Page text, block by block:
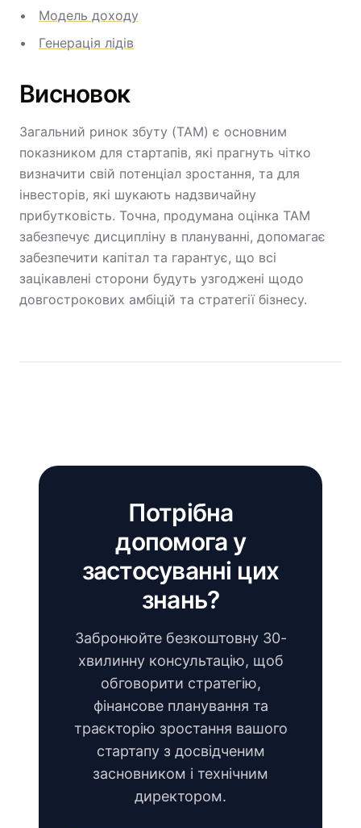
Модель доходу
Генерація лідів
Висновок
Загальний ринок збуту (TAM) є основним
показником для стартапів, які прагнуть чітко
визначити свій потенціал зростання, та для
інвесторів, які шукають надзвичайну
прибутковість. Точна, продумана оцінка TAM
забезпечує дисципліну в плануванні, допомагає
забезпечити капітал та гарантує, що всі
зацікавлені сторони будуть узгоджені щодо
довгострокових амбіцій та стратегії бізнесу.
Потрібна
допомога у
застосуванні цих
знань?
Забронюйте безкоштовну 30-
хвилинну консультацію, щоб
обговорити стратегію,
фінансове планування та
траєкторію зростання вашого
стартапу з досвідченим
засновником і технічним
директором.